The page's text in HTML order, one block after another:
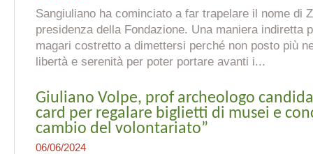
Sangiuliano ha cominciato a far trapelare il nome di
presidenza della Fondazione. Una maniera indiretta
magari costretto a dimettersi perché non posto più
libertà e serenità per poter portare avanti i...
Giuliano Volpe, prof archeologo
card per regalare biglietti di musei e
cambio del volontariato”
06/06/2024